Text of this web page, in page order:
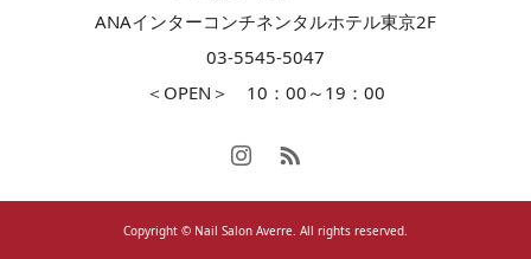
ANAインターコンチネンタルホテル東京2F
03-5545-5047
＜OPEN＞ 10：00～19：00
Copyright © Nail Salon Averre. All rights reserved.